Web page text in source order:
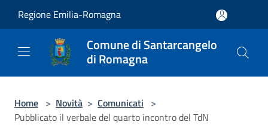
Regione Emilia-Romagna
Comune di Santarcangelo
di Romagna
Home > Novità > Comunicati >
Pubblicato il verbale del quarto incontro del TdN